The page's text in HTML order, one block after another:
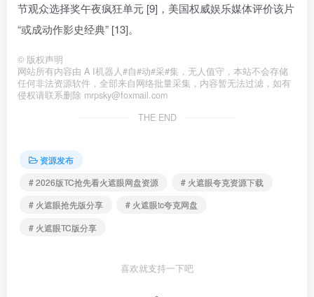
节观众选择奖午夜疯狂单元 [9]，美国权威娱乐媒体评价该片
“或成动作影史经典” [13]。
© 版权声明
网站所有内容由 A I机器人#自#动#采#集，无人值守，本站不会存储
任何非法资源软件，全部来自网络批量采集，内容暂无法过滤，如有
侵权请联系删除 mrpsky@foxmail.com
THE END
资源发布
# 2026版TC抢先看火遮眼网盘资源
# 火遮眼夸克资源下载
# 火遮眼抢先版分享
# 火遮眼tc夸克网盘
# 火遮眼TC版分享
喜欢就支持一下吧